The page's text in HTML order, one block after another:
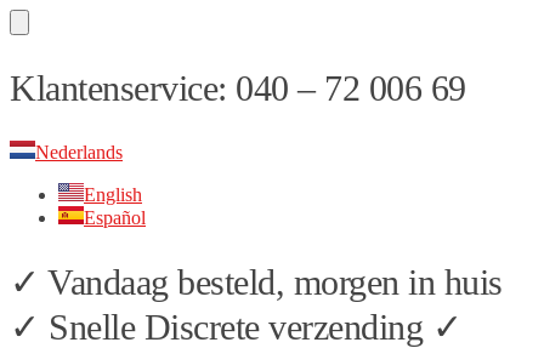
Skip
to
Skip
to
Klantenservice: 040 – 72 006 69
Nederlands
English
Español
✓ Vandaag besteld, morgen in huis
✓ Snelle Discrete verzending ✓